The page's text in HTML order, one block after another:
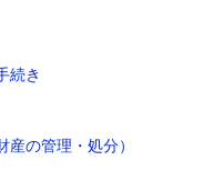
続き
の管理・処分）